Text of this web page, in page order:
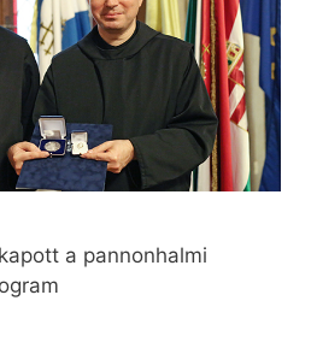
a pannonhalmi